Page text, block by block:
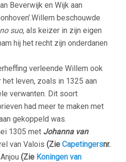
Beverwijk en Wijk aan
beschouwde
suo, als keizer in zijn eigen
hij het recht zijn onderdanen
verleende Willem ook
leven, zoals in 1325 aan
verwanten. Dit soort
had meer te maken met
gekoppeld was.
1305 met Johanna van
van Valois (Zie Capetingersnr.
(Zie Koningen van